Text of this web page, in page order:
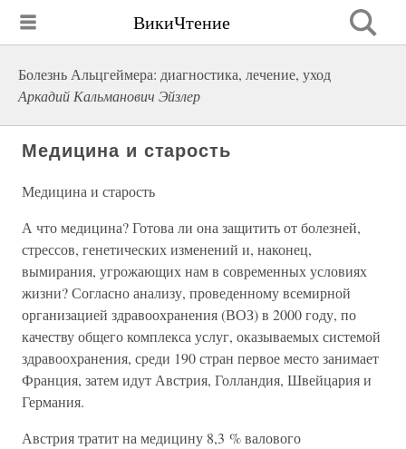
ВикиЧтение
Болезнь Альцгеймера: диагностика, лечение, уход
Аркадий Кальманович Эйзлер
Медицина и старость
Медицина и старость
А что медицина? Готова ли она защитить от болезней,
стрессов, генетических изменений и, наконец,
вымирания, угрожающих нам в современных условиях
жизни? Согласно анализу, проведенному всемирной
организацией здравоохранения (ВОЗ) в 2000 году, по
качеству общего комплекса услуг, оказываемых системой
здравоохранения, среди 190 стран первое место занимает
Франция, затем идут Австрия, Голландия, Швейцария и
Германия.
Австрия тратит на медицину 8,3 % валового